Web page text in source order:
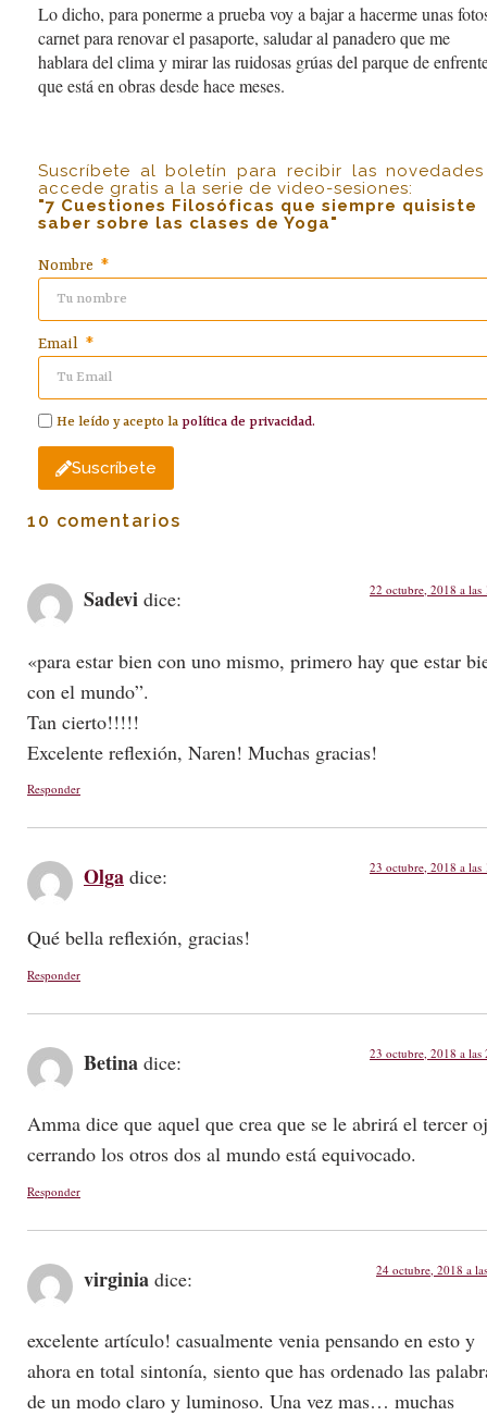
Lo dicho, para ponerme a prueba voy a bajar a hacerme unas
carnet para renovar el pasaporte, saludar al panadero que me
hablara del clima y mirar las ruidosas grúas del parque de
que está en obras desde hace meses.
Suscríbete al boletín para recibir las
accede gratis a la serie de video-sesiones:
"7 Cuestiones Filosóficas que siempre quisiste
saber sobre las clases de Yoga"
Nombre
Email
He leído y acepto la política de privacidad.
Suscríbete
10 comentarios
Sadevi dice: 22 octubre, 2018 a las
«para estar bien con uno mismo, primero hay que estar
con el mundo”.
Tan cierto!!!!!
Excelente reflexión, Naren! Muchas gracias!
Responder
Olga dice: 23 octubre, 2018 a las
Qué bella reflexión, gracias!
Responder
Betina dice: 23 octubre, 2018 a las
Amma dice que aquel que crea que se le abrirá el tercer
cerrando los otros dos al mundo está equivocado.
Responder
virginia dice: 24 octubre, 2018 a
excelente artículo! casualmente venia pensando en esto y
ahora en total sintonía, siento que has ordenado las
de un modo claro y luminoso. Una vez mas… muchas